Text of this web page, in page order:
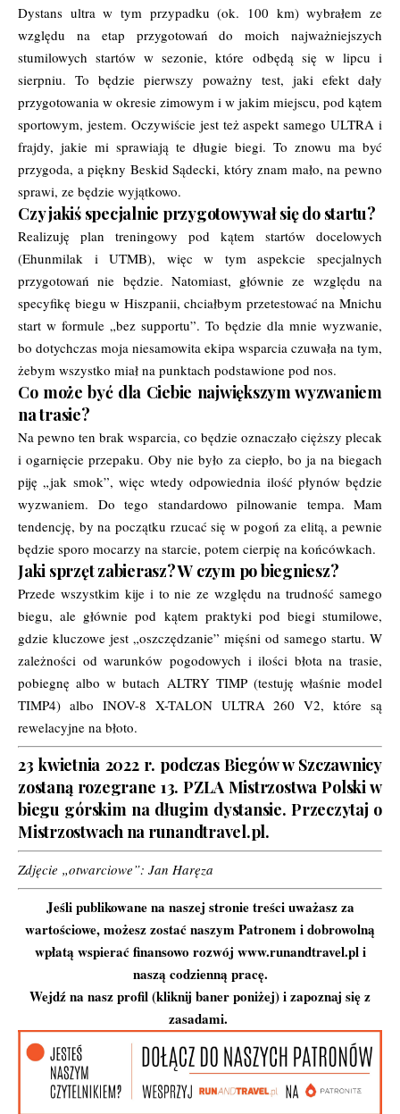
Dystans ultra w tym przypadku (ok. 100 km) wybrałem ze
względu na etap przygotowań do moich najważniejszych
stumilowych startów w sezonie, które odbędą się w lipcu i
sierpniu. To będzie pierwszy poważny test, jaki efekt dały
przygotowania w okresie zimowym i w jakim miejscu, pod kątem
sportowym, jestem. Oczywiście jest też aspekt samego ULTRA i
frajdy, jakie mi sprawiają te długie biegi. To znowu ma być
przygoda, a piękny Beskid Sądecki, który znam mało, na pewno
sprawi, ze będzie wyjątkowo.
Czy jakiś specjalnie przygotowywał się do startu?
Realizuję plan treningowy pod kątem startów docelowych
(Ehunmilak i UTMB), więc w tym aspekcie specjalnych
przygotowań nie będzie. Natomiast, głównie ze względu na
specyfikę biegu w Hiszpanii, chciałbym przetestować na Mnichu
start w formule „bez supportu”. To będzie dla mnie wyzwanie,
bo dotychczas moja niesamowita ekipa wsparcia czuwała na tym,
żebym wszystko miał na punktach podstawione pod nos.
Co może być dla Ciebie największym wyzwaniem
na trasie?
Na pewno ten brak wsparcia, co będzie oznaczało cięższy plecak
i ogarnięcie przepaku. Oby nie było za ciepło, bo ja na biegach
piję „jak smok”, więc wtedy odpowiednia ilość płynów będzie
wyzwaniem. Do tego standardowo pilnowanie tempa. Mam
tendencję, by na początku rzucać się w pogoń za elitą, a pewnie
będzie sporo mocarzy na starcie, potem cierpię na końcówkach.
Jaki sprzęt zabierasz? W czym po biegniesz?
Przede wszystkim kije i to nie ze względu na trudność samego
biegu, ale głównie pod kątem praktyki pod biegi stumilowe,
gdzie kluczowe jest „oszczędzanie” mięśni od samego startu. W
zależności od warunków pogodowych i ilości błota na trasie,
pobiegnę albo w butach ALTRY TIMP (testuję właśnie model
TIMP4) albo INOV-8 X-TALON ULTRA 260 V2, które są
rewelacyjne na błoto.
23 kwietnia 2022 r. podczas Biegów w Szczawnicy
zostaną rozegrane 13. PZLA Mistrzostwa Polski w
biegu górskim na długim dystansie.Przeczytaj o
Mistrzostwach na runandtravel.pl.
Zdjęcie „otwarciowe”: Jan Haręza
Jeśli publikowane na naszej stronie treści uważasz za
wartościowe, możesz zostać naszym Patronem i dobrowolną
wpłatą wspierać finansowo rozwój www.runandtravel.pl i
naszą codzienną pracę.
Wejdź na nasz profil (kliknij baner poniżej) i zapoznaj się z
zasadami.